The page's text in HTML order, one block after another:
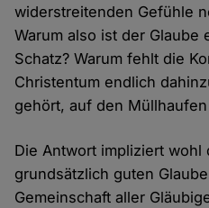
widerstreitenden Gefühle
Warum also ist der Glaube
Schatz? Warum fehlt die
Christentum endlich
gehört, auf den
Die Antwort impliziert wohl
grundsätzlich guten
Gemeinschaft aller